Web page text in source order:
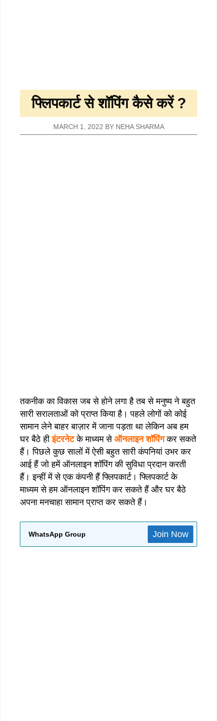
फ्लिपकार्ट से शॉपिंग कैसे करें ?
MARCH 1, 2022 BY NEHA SHARMA
तकनीक का विकास जब से होने लगा है तब से मनुष्य ने बहुत
सारी सरालताओं को प्राप्त किया है। पहले लोगों को कोई
सामान लेने बाहर बाज़ार में जाना पड़ता था लेकिन अब हम
घर बैठे हीइंटरनेटके माध्यम से ऑनलाइन शॉपिंगकर सकते
हैं। पिछले कुछ सालों में ऐसी बहुत सारी कंपनियां उभर कर
आई हैं जो हमें ऑनलाइन शॉपिंग की सुविधा प्रदान करती
हैं। इन्हीं में से एक कंपनी हैं फ्लिपकार्ट। फ्लिपकार्ट के
माध्यम से हम ऑनलाइन शॉपिंग कर सकते हैं और घर बैठे
अपना मनचाहा सामान प्राप्त कर सकते हैं।
WhatsApp Group Join Now